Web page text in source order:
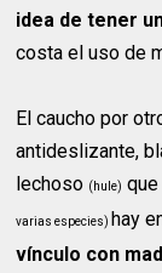
idea de tener
costa el uso de
El caucho por
antideslizante,
lechoso (hule)
varias especies) hay
vínculo con